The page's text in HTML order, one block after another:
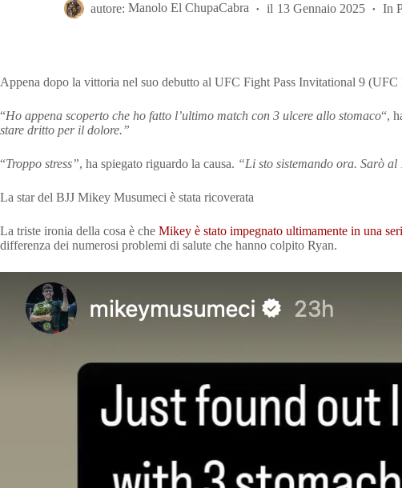
autore: Manolo El ChupaCabra il 13 Gennaio 2025 In
Appena dopo la vittoria nel suo debutto al UFC Fight Pass Invitational 9
“Ho appena scoperto che ho fatto l’ultimo match con 3 ulcere allo stomaco“,
stare dritto per il dolore.”
“Troppo stress”, ha spiegato riguardo la causa. “Li sto sistemando ora. Sarò
La star del BJJ Mikey Musumeci è stata ricoverata
La triste ironia della cosa è che Mikey è stato impegnato ultimamente in una
differenza dei numerosi problemi di salute che hanno colpito Ryan.